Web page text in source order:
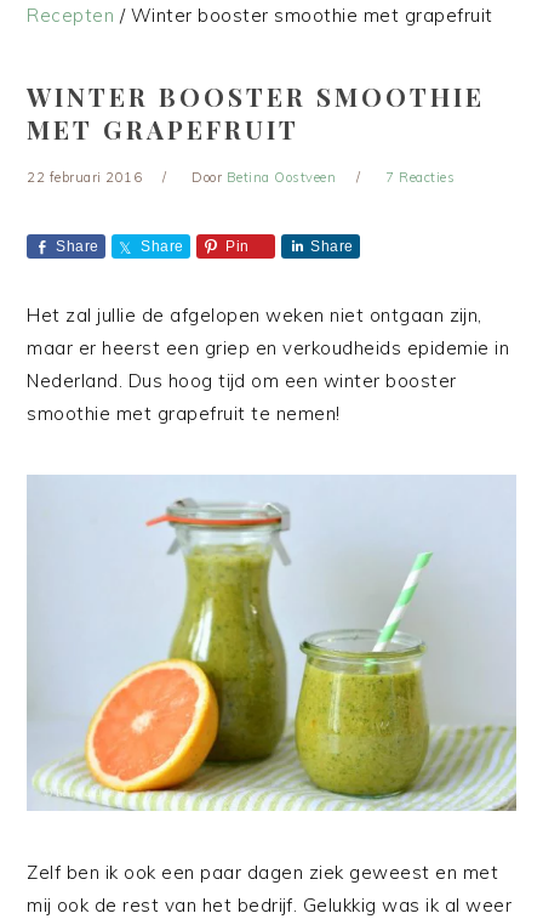
Recepten /Winter booster smoothie met grapefruit
WINTER BOOSTER SMOOTHIE
MET GRAPEFRUIT
22 februari 2016 Door Betina Oostveen 7 Reacties
Share Share Pin Share
Het zal jullie de afgelopen weken niet ontgaan zijn,
maar er heerst een griep en verkoudheids epidemie in
Nederland. Dus hoog tijd om een winter booster
smoothie met grapefruit te nemen!
Zelf ben ik ook een paar dagen ziek geweest en met
mij ook de rest van het bedrijf. Gelukkig was ik al weer